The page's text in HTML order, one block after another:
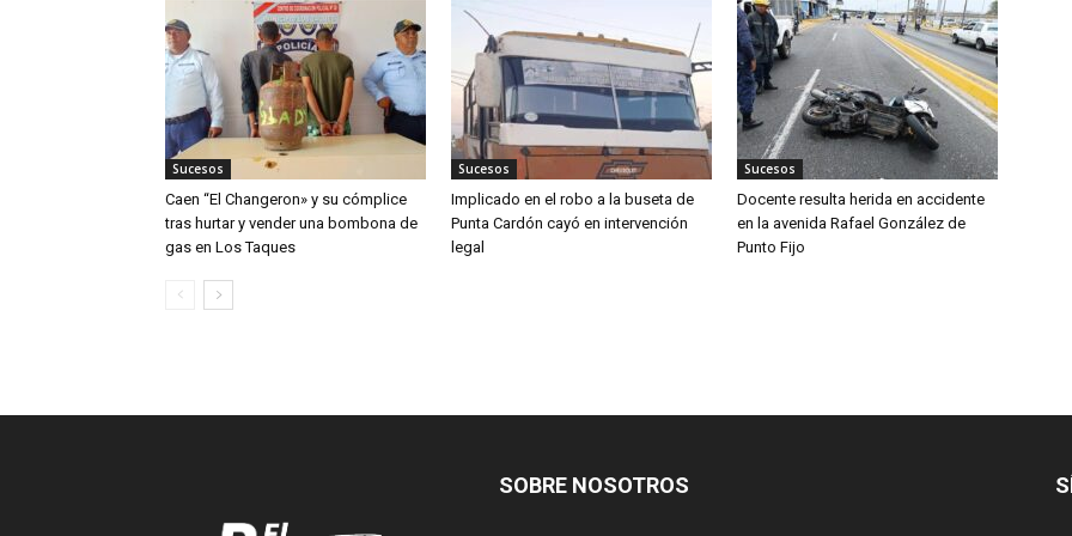
Sucesos
Caen “El Changeron» y su cómplice
tras hurtar y vender una bombona de
gas en Los Taques
Sucesos
Implicado en el robo a la buseta de
Punta Cardón cayó en intervención
legal
Sucesos
Docente resulta herida en accidente
en la avenida Rafael González de
Punto Fijo
SOBRE NOSOTROS